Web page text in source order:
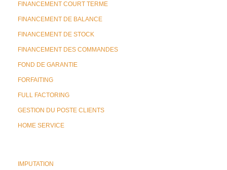
FINANCEMENT COURT TERME
FINANCEMENT DE BALANCE
FINANCEMENT DE STOCK
FINANCEMENT DES COMMANDES
FOND DE GARANTIE
FORFAITING
FULL FACTORING
GESTION DU POSTE CLIENTS
HOME SERVICE
IMPUTATION